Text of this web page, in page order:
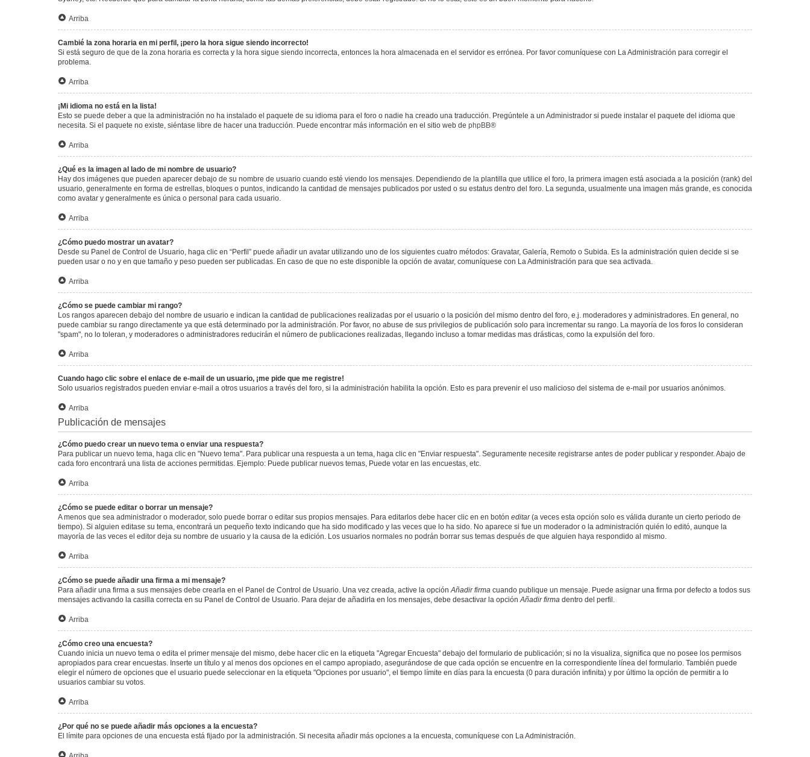
Arriba
Cambié la zona horaria en mi perfil, ¡pero la hora sigue siendo incorrecto!
Si está seguro de que de la zona horaria es correcta y la hora sigue siendo incorrecta, entonces la hora almacenada en el servidor es errónea. Por favor comuníquese con La Administración para corregir el
problema.
Arriba
¡Mi idioma no está en la lista!
Esto se puede deber a que la administración no ha instalado el paquete de su idioma para el foro o nadie ha creado una traducción. Pregúntele a un Administrador si puede instalar el paquete del idioma que
necesita. Si el paquete no existe, siéntase libre de hacer una traducción. Puede encontrar más información en el sitio web de phpBB®
Arriba
¿Qué es la imagen al lado de mi nombre de usuario?
Hay dos imágenes que pueden aparecer debajo de su nombre de usuario cuando esté viendo los mensajes. Dependiendo de la plantilla que utilice el foro, la primera imagen está asociada a la posición (rank) del
usuario, generalmente en forma de estrellas, bloques o puntos, indicando la cantidad de mensajes publicados por usted o su estatus dentro del foro. La segunda, usualmente una imagen más grande, es conocida
como avatar y generalmente es única o personal para cada usuario.
Arriba
¿Cómo puedo mostrar un avatar?
Desde su Panel de Control de Usuario, haga clic en “Perfil” puede añadir un avatar utilizando uno de los siguientes cuatro métodos: Gravatar, Galería, Remoto o Subida. Es la administración quien decide si se
pueden usar o no y en que tamaño y peso pueden ser publicadas. En caso de que no este disponible la opción de avatar, comuníquese con La Administración para que sea activada.
Arriba
¿Cómo se puede cambiar mi rango?
Los rangos aparecen debajo del nombre de usuario e indican la cantidad de publicaciones realizadas por el usuario o la posición del mismo dentro del foro, e.j. moderadores y administradores. En general, no
puede cambiar su rango directamente ya que está determinado por la administración. Por favor, no abuse de sus privilegios de publicación solo para incrementar su rango. La mayoría de los foros lo consideran
"spam", no lo toleran, y moderadores o administradores reducirán el número de publicaciones realizadas, llegando incluso a tomar medidas mas drásticas, como la expulsión del foro.
Arriba
Cuando hago clic sobre el enlace de e-mail de un usuario, ¡me pide que me registre!
Solo usuarios registrados pueden enviar e-mail a otros usuarios a través del foro, si la administración habilita la opción. Esto es para prevenir el uso malicioso del sistema de e-mail por usuarios anónimos.
Arriba
Publicación de mensajes
¿Cómo puedo crear un nuevo tema o enviar una respuesta?
Para publicar un nuevo tema, haga clic en "Nuevo tema". Para publicar una respuesta a un tema, haga clic en "Enviar respuesta". Seguramente necesite registrarse antes de poder publicar y responder. Abajo de
cada foro encontrará una lista de acciones permitidas. Ejemplo: Puede publicar nuevos temas, Puede votar en las encuestas, etc.
Arriba
¿Cómo se puede editar o borrar un mensaje?
A menos que sea administrador o moderador, solo puede borrar o editar sus propios mensajes. Para editarlos debe hacer clic en en botón editar(a veces esta opción solo es válida durante un cierto periodo de
tiempo). Si alguien editase su tema, encontrará un pequeño texto indicando que ha sido modificado y las veces que lo ha sido. No aparece si fue un moderador o la administración quién lo editó, aunque la
mayoría de las veces el editor deja su nombre de usuario y la causa de la edición. Los usuarios normales no podrán borrar sus temas después de que alguien haya respondido al mismo.
Arriba
¿Cómo se puede añadir una firma a mi mensaje?
Para añadir una firma a sus mensajes debe crearla en el Panel de Control de Usuario. Una vez creada, active la opciónAñadir firma cuando publique un mensaje. Puede asignar una firma por defecto a todos sus
mensajes activando la casilla correcta en su Panel de Control de Usuario. Para dejar de añadirla en los mensajes, debe desactivar la opciónAñadir firma dentro del perfil.
Arriba
¿Cómo creo una encuesta?
Cuando inicia un nuevo tema o edita el primer mensaje del mismo, debe hacer clic en la etiqueta "Agregar Encuesta" debajo del formulario de publicación; si no la visualiza, significa que no posee los permisos
apropiados para crear encuestas. Inserte un título y al menos dos opciones en el campo apropiado, asegurándose de que cada opción se encuentre en la correspondiente línea del formulario. También puede
elegir el número de opciones que el usuario puede seleccionar en la etiqueta "Opciones por usuario", el tiempo límite en días para la encuesta (0 para duración infinita) y por último la opción de permitir a lo
usuarios cambiar su votos.
Arriba
¿Por qué no se puede añadir más opciones a la encuesta?
El límite para opciones de una encuesta está fijado por la administración. Si necesita añadir más opciones a la encuesta, comuníquese con La Administración.